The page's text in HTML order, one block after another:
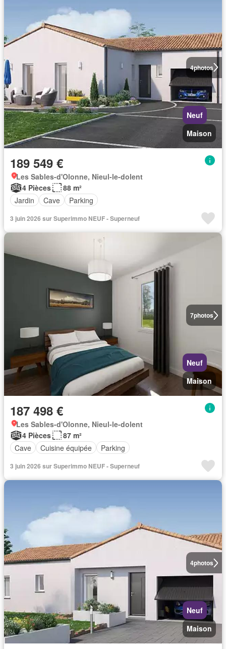
4photos
Neuf
Maison
189 549 €
Les Sables-d'Olonne, Nieul-le-dolent
4 Pièces
88 m²
Jardin
Cave Parking
3 juin 2026 sur Superimmo NEUF - Superneuf
7photos
Neuf
Maison
187 498 €
Les Sables-d'Olonne, Nieul-le-dolent
4 Pièces
87 m²
Cave
Cuisine équipée Parking
3 juin 2026 sur Superimmo NEUF - Superneuf
4photos
Neuf
Maison